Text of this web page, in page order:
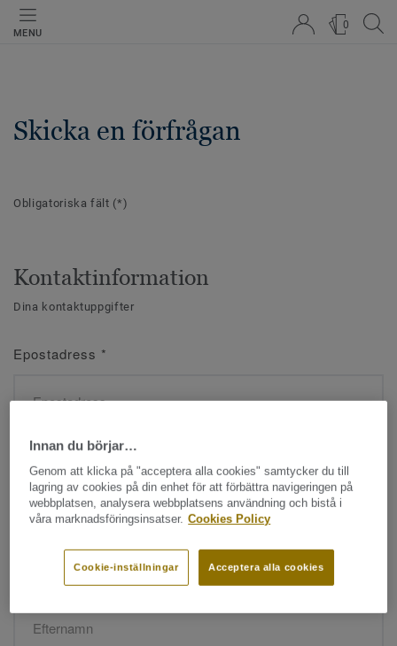
MENU
0
Skicka en förfrågan
Obligatoriska fält (*)
Kontaktinformation
Dina kontaktuppgifter
Epostadress *
Namn*
Efternamn*
Innan du börjar…
Genom att klicka på "acceptera alla cookies" samtycker du till
lagring av cookies på din enhet för att förbättra navigeringen på
webbplatsen, analysera webbplatsens användning och bistå i
våra marknadsföringsinsatser. Cookies Policy
Acceptera alla cookies
Cookie-inställningar